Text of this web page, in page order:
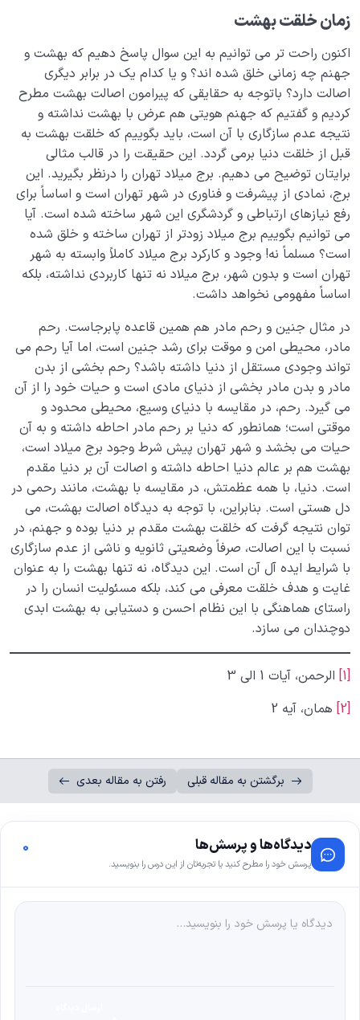
زمان خلقت بهشت
اکنون راحت تر می توانیم به این سوال پاسخ دهیم که بهشت و
جهنم چه زمانی خلق شده اند؟ و یا کدام یک در برابر دیگری
اصالت دارد؟ باتوجه به حقایقی که پیرامون اصالت بهشت مطرح
کردیم و گفتیم که جهنم هویتی هم عرض با بهشت نداشته و
نتیجه عدم سازگاری با آن است، باید بگوییم که خلقت بهشت به
قبل از خلقت دنیا برمی گردد. این حقیقت را در قالب مثالی
برایتان توضیح می دهیم. برج میلاد تهران را درنظر بگیرید. این
برج، نمادی از پیشرفت و فناوری در شهر تهران است و اساساً برای
رفع نیازهای ارتباطی و گردشگری این شهر ساخته شده است. آیا
می توانیم بگوییم برج میلاد زودتر از تهران ساخته و خلق شده
است؟ مسلماً نه! وجود و کارکرد برج میلاد کاملاً وابسته به شهر
تهران است و بدون شهر، برج میلاد نه تنها کاربردی نداشته، بلکه
اساساً مفهومی نخواهد داشت.
در مثال جنین و رحم مادر هم همین قاعده پابرجاست. رحم
مادر، محیطی امن و موقت برای رشد جنین است، اما آیا رحم می
تواند وجودی مستقل از دنیا داشته باشد؟ رحم بخشی از بدن
مادر و بدن مادر بخشی از دنیای مادی است و حیات خود را از آن
می گیرد. رحم، در مقایسه با دنیای وسیع، محیطی محدود و
موقتی است؛ همانطور که دنیا بر رحم مادر احاطه داشته و به آن
حیات می بخشد و شهر تهران پیش شرط وجود برج میلاد است،
بهشت هم بر عالم دنیا احاطه داشته و اصالت آن بر دنیا مقدم
است. دنیا، با همه عظمتش، در مقایسه با بهشت، مانند رحمی در
دل هستی است. بنابراین، با توجه به دیدگاه اصالت بهشت، می
توان نتیجه گرفت که خلقت بهشت مقدم بر دنیا بوده و جهنم، در
نسبت با این اصالت، صرفاً وضعیتی ثانویه و ناشی از عدم سازگاری
با شرایط ایده آل آن است. این دیدگاه، نه تنها بهشت را به عنوان
غایت و هدف خلقت معرفی می کند، بلکه مسئولیت انسان را در
راستای هماهنگی با این نظام احسن و دستیابی به بهشت ابدی
دوچندان می سازد.
[1]
الرحمن، آیات 1 الی 3
[2]
همان، آیه 2
برگشتن به مقاله قبلی رفتن به مقاله بعدی
دیدگاه‌ها و پرسش‌ها
پرسش خود را مطرح کنید یا تجربه‌تان از این درس را بنویسید.
0